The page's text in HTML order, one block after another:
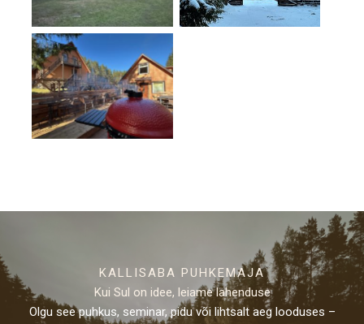
No Caption
KALLISABA PUHKEMAJA
Kui Sul on idee, leiame lahenduse
Olgu see puhkus, seminar, pidu või lihtsalt aeg looduses –